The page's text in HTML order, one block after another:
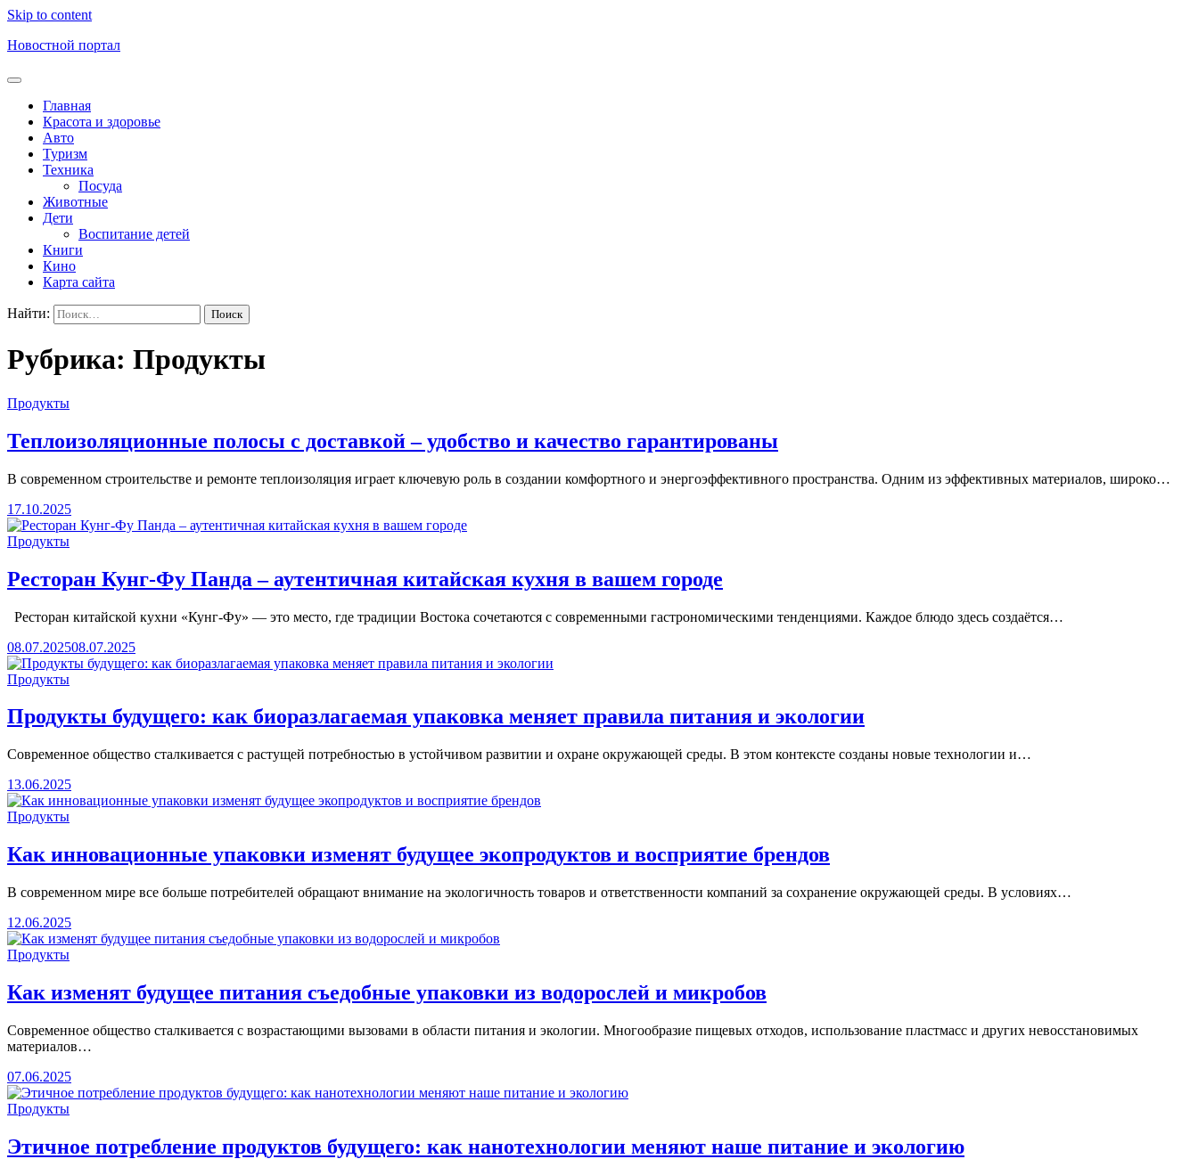
Skip to content
Новостной портал
Главная
Красота и здоровье
Авто
Туризм
Техника
Посуда
Животные
Дети
Воспитание детей
Книги
Кино
Карта сайта
Найти:
Рубрика: Продукты
Продукты
Теплоизоляционные полосы с доставкой – удобство и качество гарантированы
В современном строительстве и ремонте теплоизоляция играет ключевую роль в создании комфортного и энергоэффективного пространства. Одним из эффективных материалов, широко…
17.10.2025
Продукты
Ресторан Кунг-Фу Панда – аутентичная китайская кухня в вашем городе
Ресторан китайской кухни «Кунг-Фу» — это место, где традиции Востока сочетаются с современными гастрономическими тенденциями. Каждое блюдо здесь создаётся…
08.07.202508.07.2025
Продукты
Продукты будущего: как биоразлагаемая упаковка меняет правила питания и экологии
Современное общество сталкивается с растущей потребностью в устойчивом развитии и охране окружающей среды. В этом контексте созданы новые технологии и…
13.06.2025
Продукты
Как инновационные упаковки изменят будущее экопродуктов и восприятие брендов
В современном мире все больше потребителей обращают внимание на экологичность товаров и ответственности компаний за сохранение окружающей среды. В условиях…
12.06.2025
Продукты
Как изменят будущее питания съедобные упаковки из водорослей и микробов
Современное общество сталкивается с возрастающими вызовами в области питания и экологии. Многообразие пищевых отходов, использование пластмасс и других невосстановимых
материалов…
07.06.2025
Продукты
Этичное потребление продуктов будущего: как нанотехнологии меняют наше питание и экологию